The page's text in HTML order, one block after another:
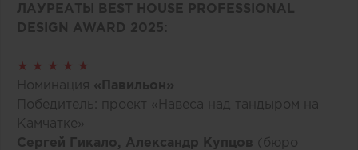
ЛАУРЕАТЫ BEST HOUSE PROFESSIONAL
DESIGN AWARD 2025:
★ ★ ★ ★ ★
Номинация «Павильон»
Победитель: проект «Навеса над тандыром на
Камчатке»
Сергей Гикало, Александр Купцов (бюро